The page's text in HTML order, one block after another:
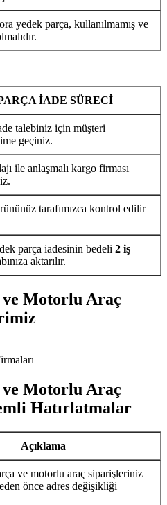
yedek parça, kullanılmamış ve
İADE SÜRECİ
talebiniz için müşteri
geçiniz.
ile anlaşmalı kargo firması
tarafımızca kontrol edilir
parça iadesinin bedeli 2 iş
aktarılır.
ve Motorlu Araç
ve Motorlu Araç
Hatırlatmalar
Açıklama
ve motorlu araç siparişleriniz
önce adres değişikliği